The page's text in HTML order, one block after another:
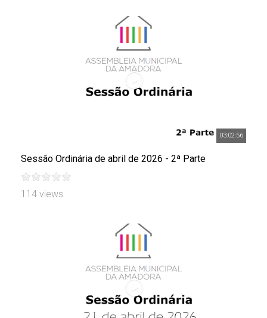
03:02:56
Sessão Ordinária de abril de 2026 - 2ª Parte
114 views